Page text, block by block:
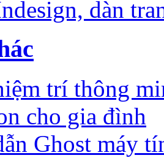
dàn
trí thông
cho gia đình
Ghost máy